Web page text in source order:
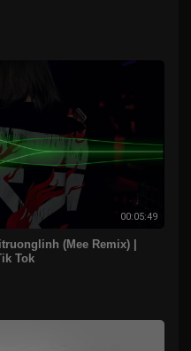
00:05:49
(Mee Remix) |
Tok